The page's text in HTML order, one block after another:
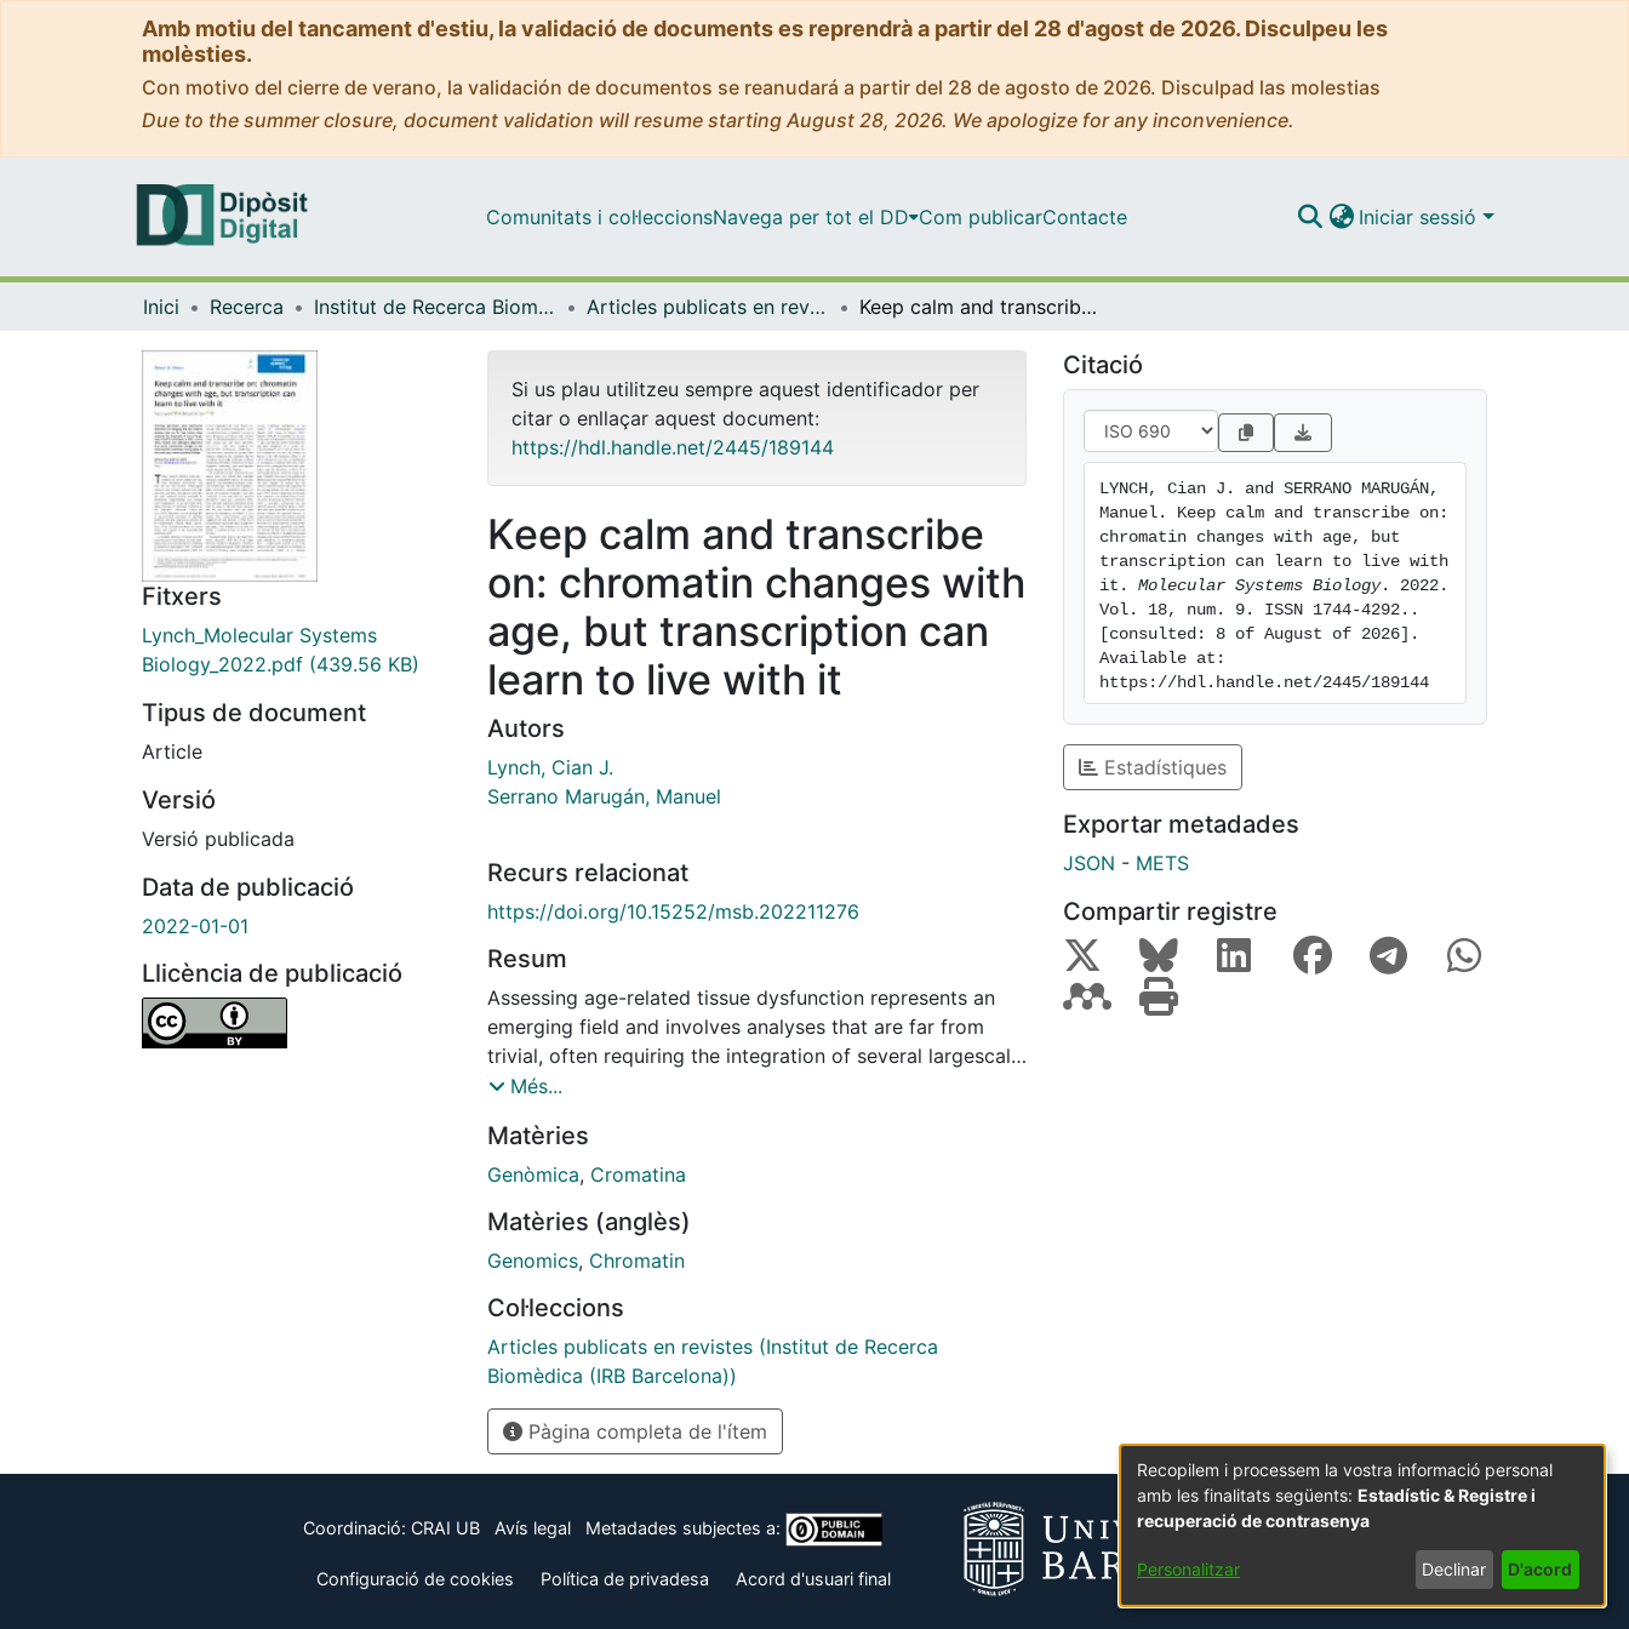
Amb motiu del tancament d'estiu, la validació de documents es reprendrà a partir del 28 d'agost de 2026. Disculpeu les
molèsties.
Con motivo del cierre de verano, la validación de documentos se reanudará a partir del 28 de agosto de 2026. Disculpad las molestias
Due to the summer closure, document validation will resume starting August 28, 2026. We apologize for any inconvenience.
Comunitats i col·leccionsNavega per tot el DD Com publicarContacte Iniciar sessió
Inici Recerca Institut de Recerca Biomèdica (IRB Barcelona) Articles publicats en revistes (Institut de Recerca Biomèdica (IRB Barcelona)) Keep calm and transcribe on: chromatin changes with age, but transcription can learn to live with it
Fitxers
Lynch_Molecular Systems
Biology_2022.pdf (439.56 KB)
Tipus de document
Article
Versió
Versió publicada
Data de publicació
2022-01-01
Llicència de publicació
Si us plau utilitzeu sempre aquest identificador per
citar o enllaçar aquest document:
https://hdl.handle.net/2445/189144
Keep calm and transcribe
on: chromatin changes with
age, but transcription can
learn to live with it
Autors
Lynch, Cian J.
Serrano Marugán, Manuel
Recurs relacionat
https://doi.org/10.15252/msb.202211276
Resum
Assessing age-related tissue dysfunction represents an
emerging field and involves analyses that are far from
trivial, often requiring the integration of several largescale
(“omic”) techniques. In their recent work, Tessarz and
the transcriptional machinery during aging in mice and
report some surprising findings. © 2022 The Authors.
Més...
Matèries
Genòmica, Cromatina
Matèries (anglès)
Genomics, Chromatin
Col·leccions
Articles publicats en revistes (Institut de Recerca
Biomèdica (IRB Barcelona))
Pàgina completa de l'ítem
Citació
LYNCH, Cian J. and SERRANO MARUGÁN,
Manuel. Keep calm and transcribe on:
chromatin changes with age, but
transcription can learn to live with
it. Molecular Systems Biology. 2022.
Vol. 18, num. 9. ISSN 1744-4292..
[consulted: 8 of August of 2026].
Available at:
https://hdl.handle.net/2445/189144
Estadístiques
Exportar metadades
JSON - METS
Compartir registre
Coordinació: CRAI UB Avís legal Metadades subjectes a:
Configuració de cookies Política de privadesa Acord d'usuari final
Recopilem i processem la vostra informació personal
amb les finalitats següents: Estadístic & Registre i
recuperació de contrasenya
Personalitzar Declinar D'acord